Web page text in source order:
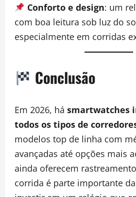
Conforto e design: um
com boa leitura sob luz do
especialmente em corridas
Conclusão
Em 2026, há smartwatches
todos os tipos de
modelos top de linha com
avançadas até opções mais
ainda oferecem
corrida é parte importante